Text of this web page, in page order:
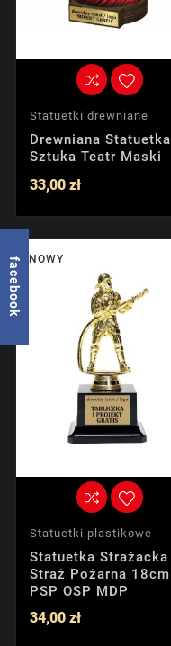
Statuetki drewniane
Drewniana Statuetka
Sztuka Teatr Maski
33,00 zł
NOWY
Statuetki plastikowe
Statuetka Strażacka
Straż Pożarna 18cm
PSP OSP MDP
34,00 zł
facebook